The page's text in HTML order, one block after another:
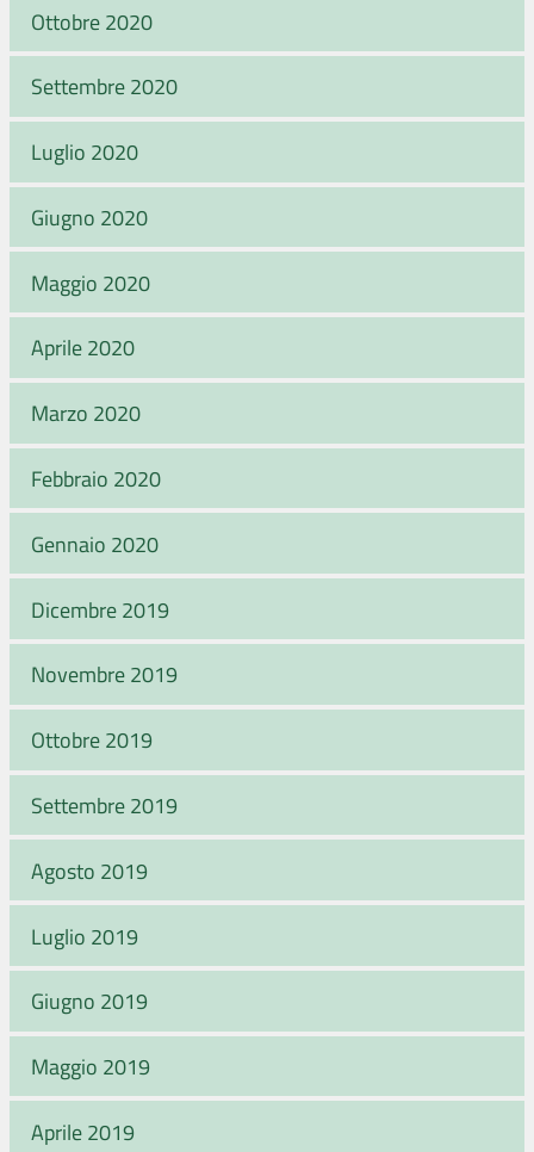
Ottobre 2020
Settembre 2020
Luglio 2020
Giugno 2020
Maggio 2020
Aprile 2020
Marzo 2020
Febbraio 2020
Gennaio 2020
Dicembre 2019
Novembre 2019
Ottobre 2019
Settembre 2019
Agosto 2019
Luglio 2019
Giugno 2019
Maggio 2019
Aprile 2019